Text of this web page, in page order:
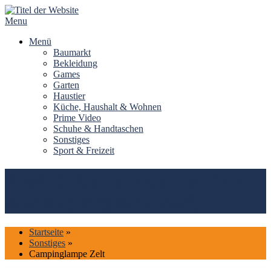
Skip
to
Menu
Menü
Baumarkt
Bekleidung
Games
Garten
Haustier
Küche, Haushalt & Wohnen
Prime Video
Schuhe & Handtaschen
Sonstiges
Sport & Freizeit
Startseite »
Sonstiges »
Campinglampe Zelt